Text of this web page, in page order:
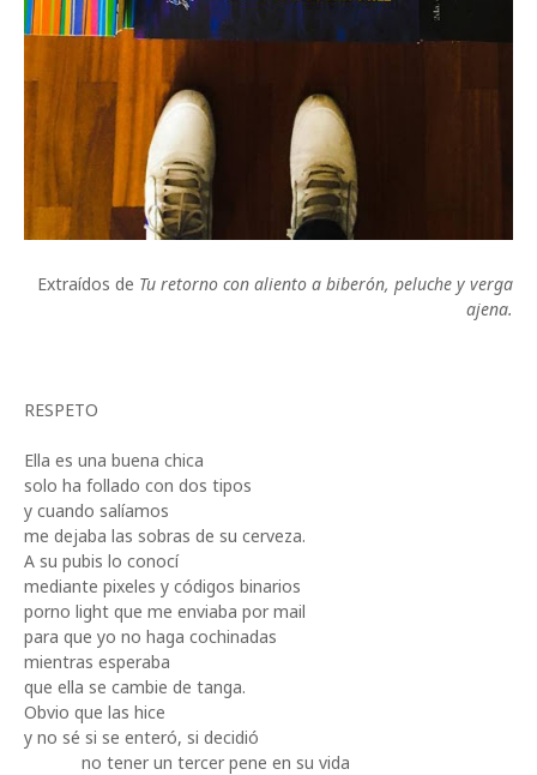
Extraídos de Tu retorno con aliento a biberón, peluche y verga
ajena.
RESPETO
Ella es una buena chica
solo ha follado con dos tipos
y cuando salíamos
me dejaba las sobras de su cerveza.
A su pubis lo conocí
mediante pixeles y códigos binarios
porno light que me enviaba por mail
para que yo no haga cochinadas
mientras esperaba
que ella se cambie de tanga.
Obvio que las hice
y no sé si se enteró, si decidió
no tener un tercer pene en su vida